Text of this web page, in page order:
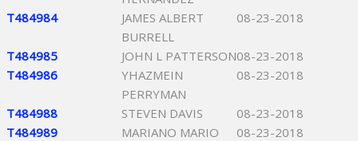
T484984
JAMES ALBERT
BURRELL
08-23-2018
T484985 JOHN L PATTERSON08-23-2018
T484986
YHAZMEIN
PERRYMAN
08-23-2018
T484988 STEVEN DAVIS
08-23-2018
T484989
MARIANO MARIO
08-23-2018